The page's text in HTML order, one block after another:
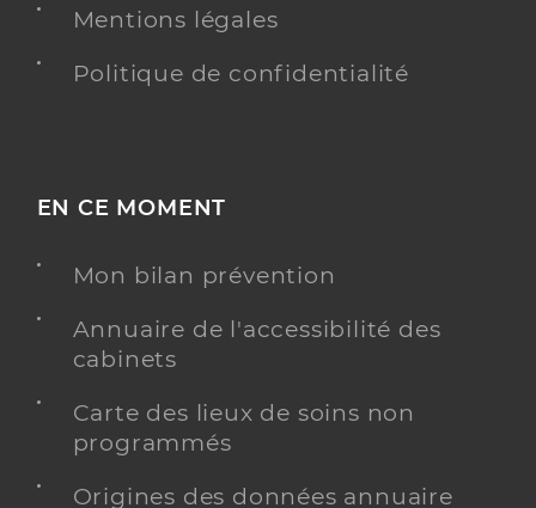
Mentions légales
Politique de confidentialité
EN CE MOMENT
Mon bilan prévention
Annuaire de l'accessibilité des
cabinets
Carte des lieux de soins non
programmés
Origines des données annuaire